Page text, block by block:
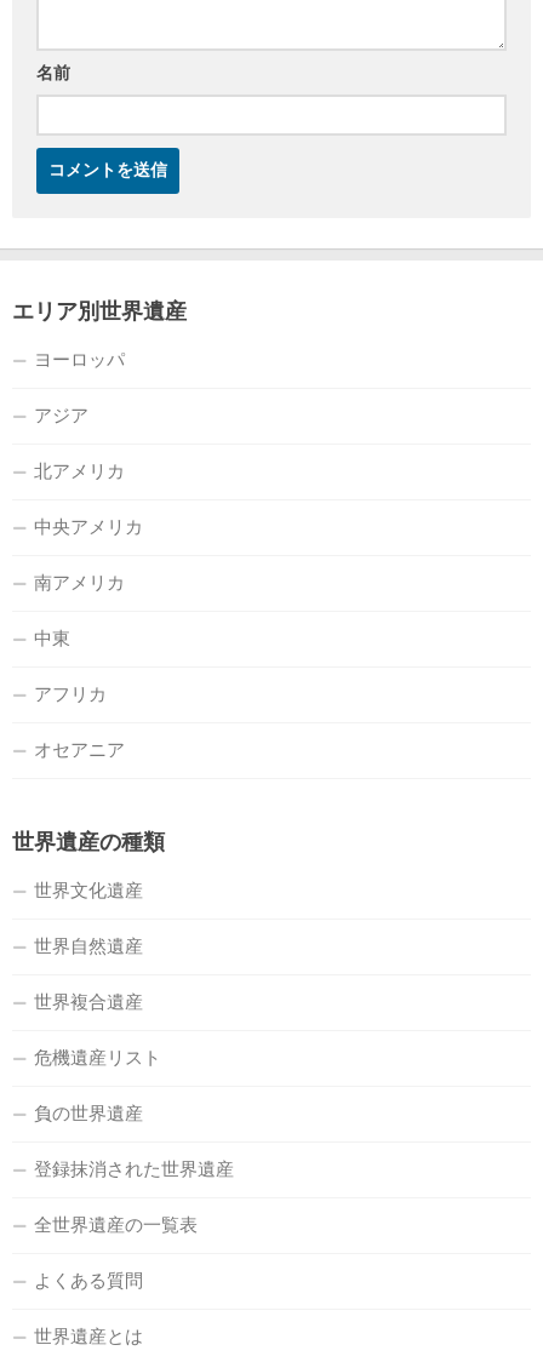
名前
エリア別世界遺産
ヨーロッパ
アジア
北アメリカ
中央アメリカ
南アメリカ
中東
アフリカ
オセアニア
世界遺産の種類
世界文化遺産
世界自然遺産
世界複合遺産
危機遺産リスト
負の世界遺産
登録抹消された世界遺産
全世界遺産の一覧表
よくある質問
世界遺産とは